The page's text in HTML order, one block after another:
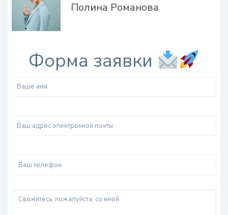
Полина Романова
Форма заявки